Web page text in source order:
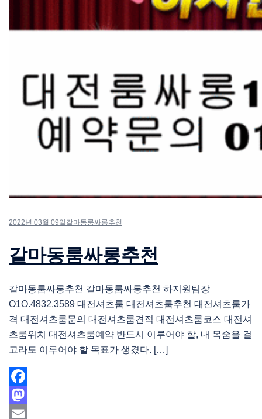
2022년 03월 09일 갈마동룸싸롱추천
갈마동룸싸롱추천
갈마동룸싸롱추천 갈마동룸싸롱추천 하지원팀장
O1O.4832.3589 대전셔츠룸 대전셔츠룸추천 대전셔츠룸가
격 대전셔츠룸문의 대전셔츠룸견적 대전셔츠룸코스 대전셔
츠룸위치 대전셔츠룸예약 반드시 이루어야 할, 내 목숨을 걸
고라도 이루어야 할 목표가 생겼다. […]
Facebook
Mastodon